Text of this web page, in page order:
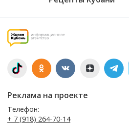
Реклама на проекте
Телефон:
+ 7 (918) 264-70-14